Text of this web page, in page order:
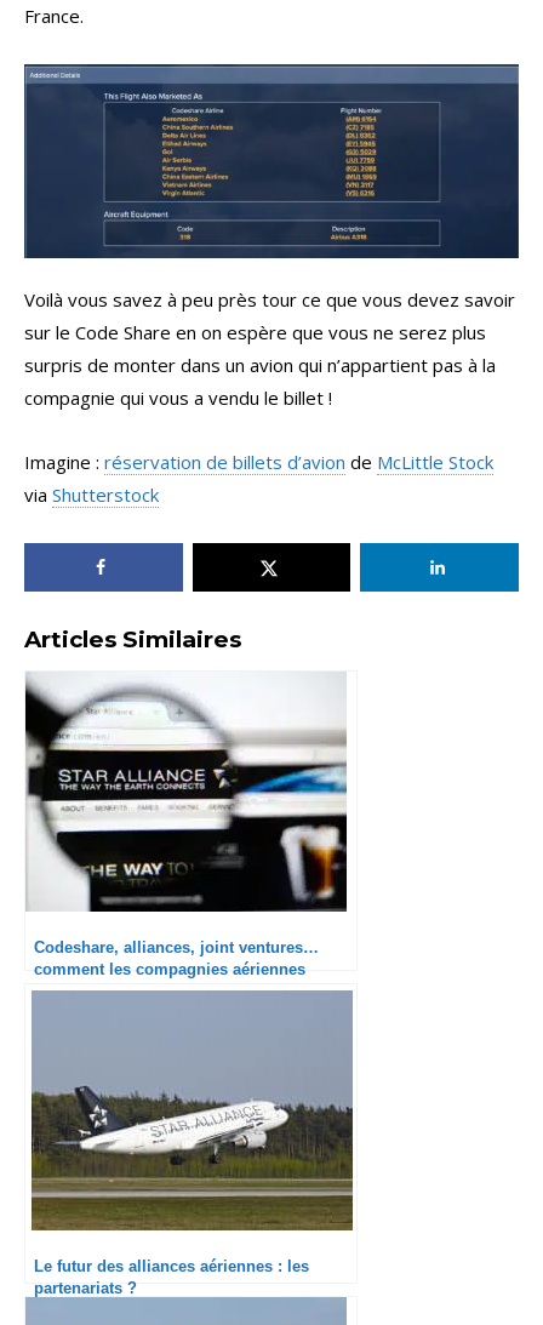
France.
Voilà vous savez à peu près tour ce que vous devez savoir
sur le Code Share en on espère que vous ne serez plus
surpris de monter dans un avion qui n’appartient pas à la
compagnie qui vous a vendu le billet !
Imagine : réservation de billets d’avion de McLittle Stock
via Shutterstock
Articles Similaires
Codeshare, alliances, joint ventures…
comment les compagnies aériennes
collaborent ensemble ?
Le futur des alliances aériennes : les
partenariats ?